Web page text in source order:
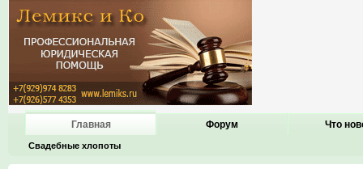
Главная
Свадебные хлопоты
Форум Что